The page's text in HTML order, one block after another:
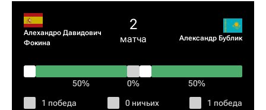
Алехандро Давидович
Фокина
2
матча Александр Бублик
50% 0% 50%
1 победа 0 ничьих 1 победа